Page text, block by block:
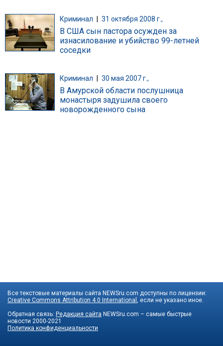
Криминал 31 октября 2008 г.,
В США сын пастора осужден за
изнасилование и убийство 99-летней
соседки
Криминал 30 мая 2007 г.,
В Амурской области послушница
монастыря задушила своего
новорожденного сына
Все текстовые материалы сайта NEWSru.com доступны по лицензии:
Creative Commons Attribution 4.0 International , если не указано иное.
Обратная связь: Редакция сайта NEWSru.com – самые быстрые
новости 2000-2021
Политика конфиденциальности